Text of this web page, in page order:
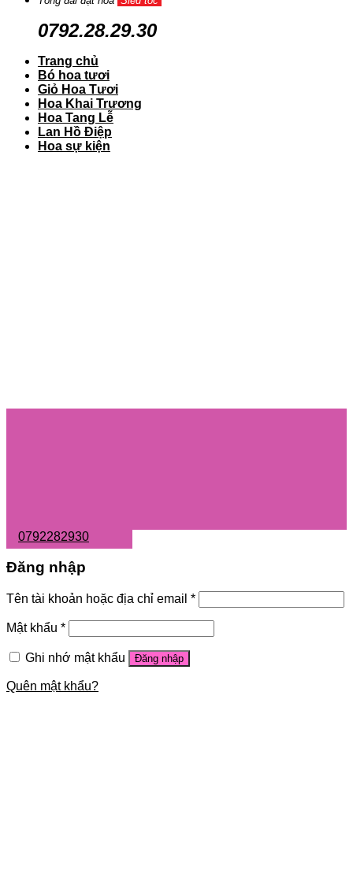
0792.28.29.30
Trang chủ
Bó hoa tươi
Giỏ Hoa Tươi
Hoa Khai Trương
Hoa Tang Lễ
Lan Hồ Điệp
Hoa sự kiện
0792282930
Đăng nhập
Tên tài khoản hoặc địa chỉ email *
Mật khẩu *
Ghi nhớ mật khẩu Đăng nhập
Quên mật khẩu?